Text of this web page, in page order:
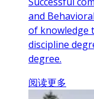
and
of knowledge
discipline
degree.
阅读更多